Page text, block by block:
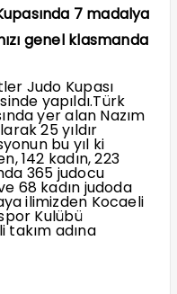
7 madalya
genel klasmanda
Judo Kupası
yapıldı.Türk
yer alan Nazım
25 yıldır
bu yıl ki
142 kadın, 223
365 judocu
68 kadın judoda
ilimizden Kocaeli
Kulübü
takım adına